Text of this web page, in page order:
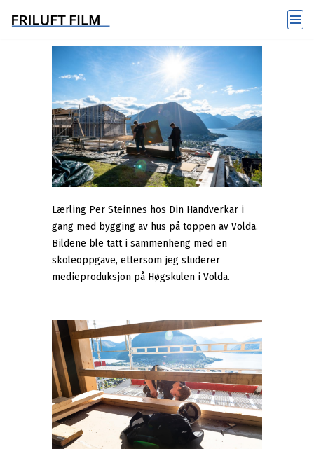
Lærling Per Steinnes hos Din Handverkar i
gang med bygging av hus på toppen av Volda.
Bildene ble tatt i sammenheng med en
skoleoppgave, ettersom jeg studerer
medieproduksjon på Høgskulen i Volda.